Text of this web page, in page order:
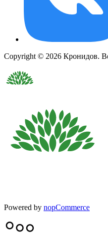
Copyright © 2026 Кронидов.
Powered by nopCommerce